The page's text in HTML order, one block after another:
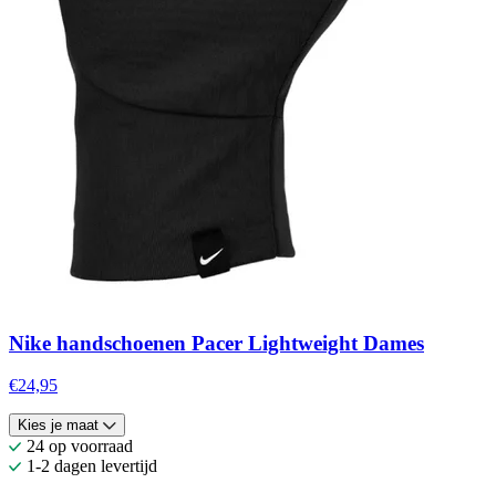
Nike handschoenen Pacer Lightweight Dames
€24,95
Kies je maat
24 op voorraad
1-2 dagen levertijd